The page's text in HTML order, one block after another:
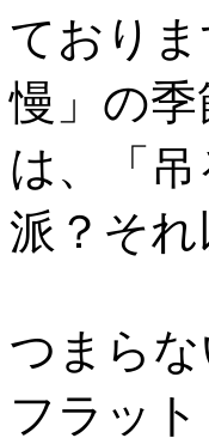
ており
慢」の
は、「
派？それ
つまら
フラッ